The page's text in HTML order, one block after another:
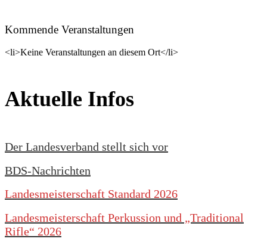
Kommende Veranstaltungen
<li>Keine Veranstaltungen an diesem Ort</li>
Aktuelle Infos
Der Landesverband stellt sich vor
BDS-Nachrichten
Landesmeisterschaft Standard 2026
Landesmeisterschaft Perkussion und „Traditional
Rifle“ 2026